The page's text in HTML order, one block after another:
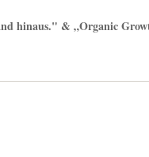
hinaus." & „Organic